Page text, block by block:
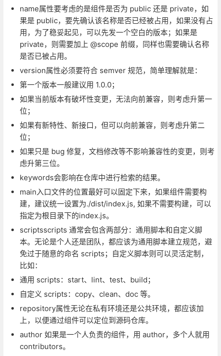
name属性要考虑的是组件是否为 public 还是 private，如
果是 public，要先确认该名称是否已经被占用，如果没有占
用，为了稳妥起见，可以先发一个空白的版本；如果是
private，则需要加上 @scope 前缀，同样也需要确认名称
是否已被占用。
version属性必须要符合 semver 规范，简单理解就是：
第一个版本一般建议用 1.0.0；
如果当前版本有破坏性变更，无法向前兼容，则考虑升第一
位；
如果有新特性、新接口，但可以向前兼容，则考虑升第二
位；
如果只是 bug 修复，文档修改等不影响兼容性的变更，则考
虑升第三位。
keywords会影响在仓库中进行检索的结果。
main入口文件的位置最好可以固定下来，如果组件需要构
建，建议统一设置为./dist/index.js, 如果不需要构建，可以
指定为根目录下的index.js。
scriptsscripts 通常会包含两部分：通用脚本和自定义脚
本。无论是个人还是团队，都应该为通用脚本建立规范，避
免过于随意的命名 scripts；自定义脚本则可以灵活定制，
比如：
通用 scripts：start、lint、test、build；
自定义 scripts：copy、clean、doc 等。
repository属性无论在私有环境还是公共环境，都应该加
上，以便通过组件可以定位到源码仓库。
author 如果是一个人负责的组件，用 author，多个人就用
contributors。